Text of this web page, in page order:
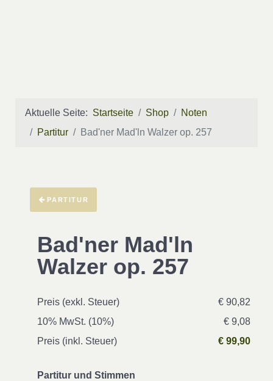
Aktuelle Seite: Startseite Shop
Noten
Partitur
Bad'ner Mad'ln Walzer op. 257
PARTITUR
Bad'ner Mad'ln
Walzer op. 257
Preis (exkl. Steuer)
€ 90,82
10% MwSt. (10%)
€ 9,08
Preis (inkl. Steuer)
€ 99,90
Partitur und Stimmen